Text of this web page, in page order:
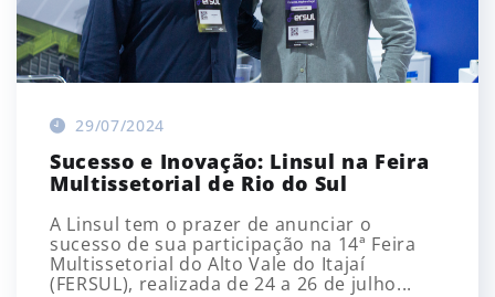
29/07/2024
Sucesso e Inovação: Linsul na Feira
Multissetorial de Rio do Sul
A Linsul tem o prazer de anunciar o
sucesso de sua participação na 14ª Feira
Multissetorial do Alto Vale do Itajaí
(FERSUL), realizada de 24 a 26 de julho...